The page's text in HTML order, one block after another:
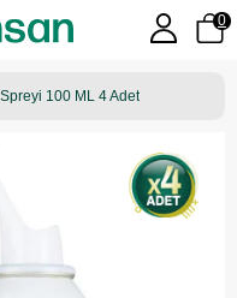
0
100 ML 4 Adet